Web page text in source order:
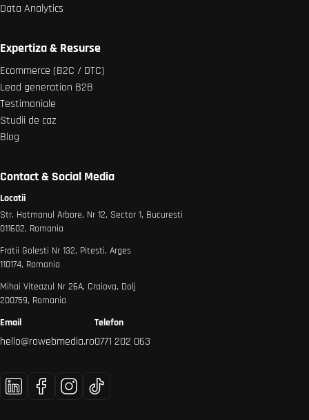
Data Analytics
Expertiza & Resurse
Ecommerce (B2C / DTC)
Lead generation B2B
Testimoniale
Studii de caz
Blog
Contact & Social Media
Locatii
Str. Hatmanul Arbore, Nr 12, Sector 1, Bucuresti
011602, Romania
Fratii Golesti Nr 132, Pitesti, Arges
110174, Romania
Mihai Viteazul Nr 26A, Craiova, Dolj
200759, Romania
Email
hello@rowebmedia.ro
Telefon
0771 202 063